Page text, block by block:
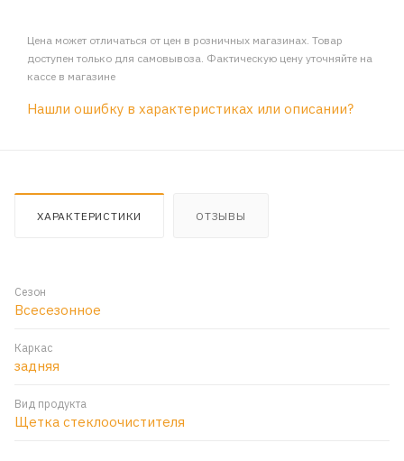
Цена может отличаться от цен в розничных магазинах. Товар
доступен только для самовывоза. Фактическую цену уточняйте на
кассе в магазине
Нашли ошибку в характеристиках или описании?
ХАРАКТЕРИСТИКИ ОТЗЫВЫ
Сезон
Всесезонное
Каркас
задняя
Вид продукта
Щетка стеклоочистителя